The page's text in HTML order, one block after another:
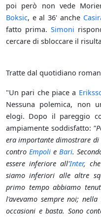
poi però non vede
Boksic, e al 36' anche
fatto prima. Simoni
cercare di sbloccare il
Tratte dal quotidiano
"Un pari che piace a
Nessuna polemica, non
elogi. Dopo il pareggio
ampiamente soddisfatto:
era importante dimostrare di
contro Empolie Bari.
essere inferiore all'Inter,
siamo inferiori alle altre
primo tempo abbiamo
l'avevamo sempre noi;
occasioni e basta. Sono